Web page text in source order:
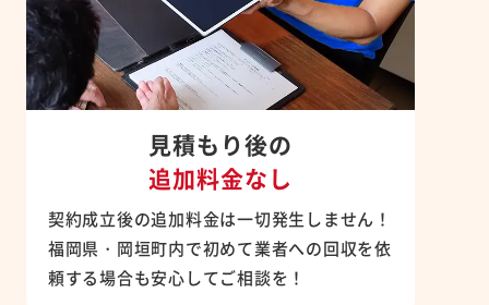
見積もり後の
追加料金なし
契約成立後の追加料金は一切発生しません！
福岡県・岡垣町内で初めて業者への回収を依
頼する場合も安心してご相談を！